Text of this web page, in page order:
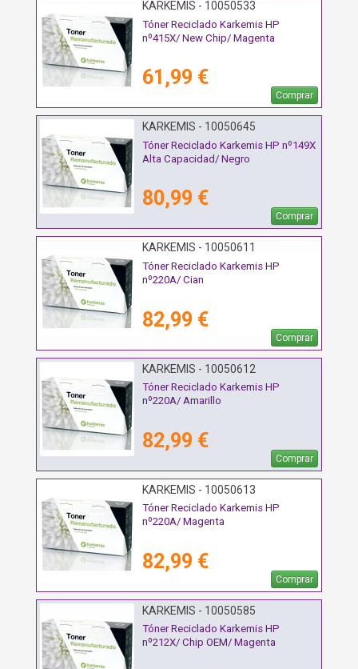
KARKEMIS - 10050533
Tóner Reciclado Karkemis HP
nº415X/ New Chip/ Magenta
61,99 €
Comprar
KARKEMIS - 10050645
Tóner Reciclado Karkemis HP nº149X
Alta Capacidad/ Negro
80,99 €
Comprar
KARKEMIS - 10050611
Tóner Reciclado Karkemis HP
nº220A/ Cian
82,99 €
Comprar
KARKEMIS - 10050612
Tóner Reciclado Karkemis HP
nº220A/ Amarillo
82,99 €
Comprar
KARKEMIS - 10050613
Tóner Reciclado Karkemis HP
nº220A/ Magenta
82,99 €
Comprar
KARKEMIS - 10050585
Tóner Reciclado Karkemis HP
nº212X/ Chip OEM/ Magenta